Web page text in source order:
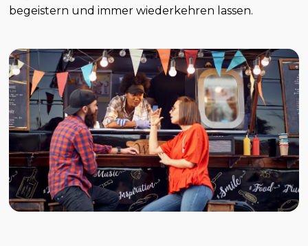
begeistern und immer wiederkehren lassen.